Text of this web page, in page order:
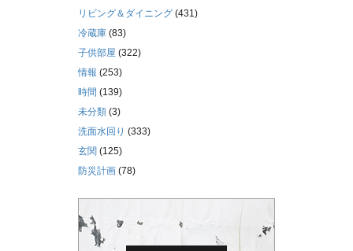
リビング＆ダイニング (431)
冷蔵庫 (83)
子供部屋 (322)
情報 (253)
時間 (139)
未分類 (3)
洗面水回り (333)
玄関 (125)
防災計画 (78)